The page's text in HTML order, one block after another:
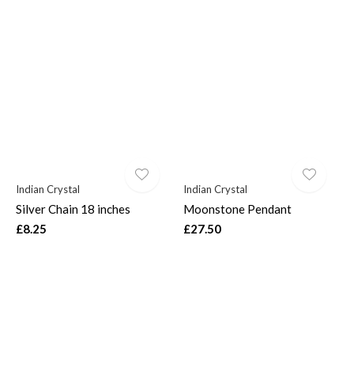
Indian Crystal
Silver Chain 18 inches
£8.25
Indian Crystal
Moonstone Pendant
£27.50